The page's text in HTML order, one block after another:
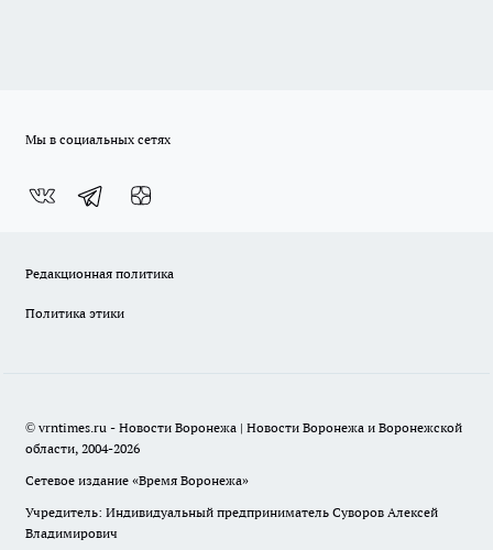
Мы в социальных сетях
Редакционная политика
Политика этики
© vrntimes.ru - Новости Воронежа | Новости Воронежа и Воронежской
области, 2004-2026
Сетевое издание «Время Воронежа»
Учредитель: Индивидуальный предприниматель Суворов Алексей
Владимирович